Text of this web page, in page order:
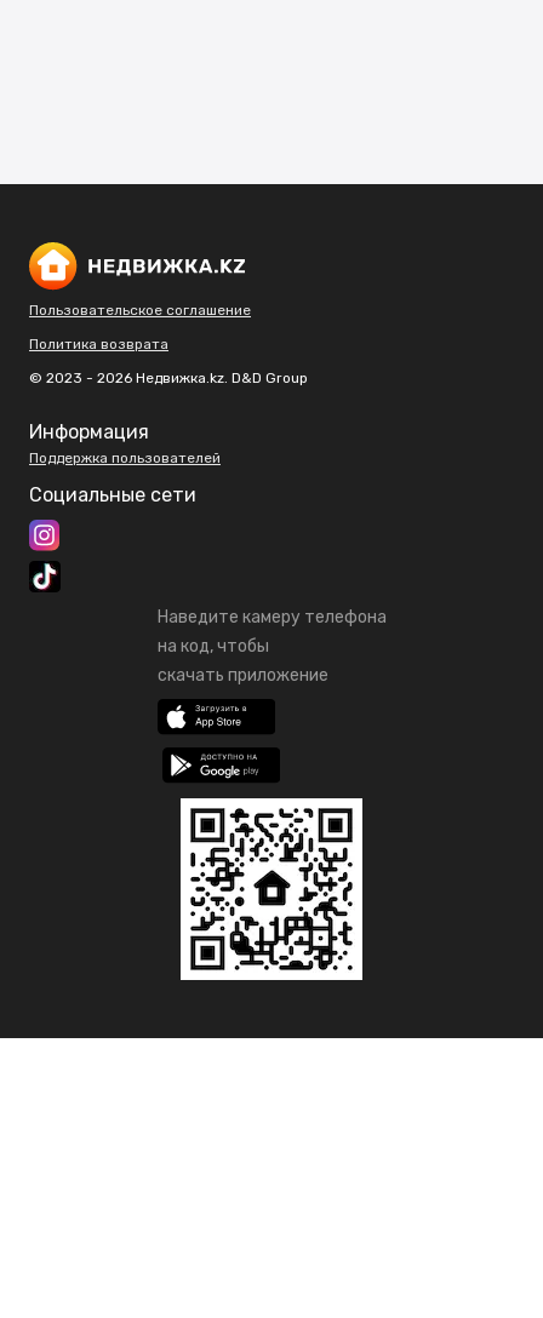
Пользовательское соглашение
Политика возврата
© 2023 - 2026 Недвижка.kz. D&D Group
Информация
Поддержка пользователей
Социальные сети
Наведите камеру телефона
на код, чтобы
скачать приложение